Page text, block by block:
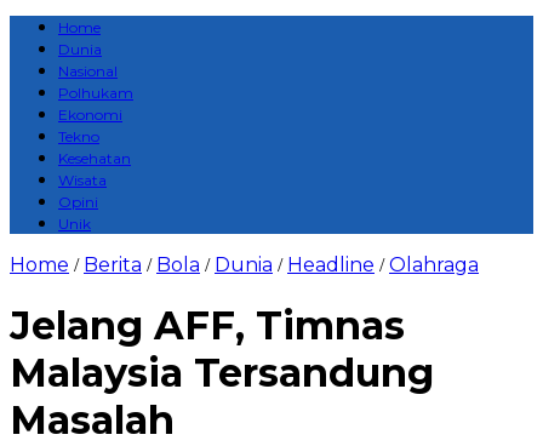
Home
Dunia
Nasional
Polhukam
Ekonomi
Tekno
Kesehatan
Wisata
Opini
Unik
Home / Berita / Bola / Dunia / Headline /Olahraga
Jelang AFF, Timnas
Malaysia Tersandung
Masalah